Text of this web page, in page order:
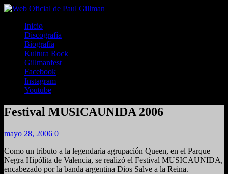
Inicio
Discografía
Biografía
Kultura Rock
Gillmanfest
Facebook
Instagram
Youtube
Festival MUSICAUNIDA 2006
mayo 28, 2006 0
Como un tributo a la legendaria agrupación Queen, en el Parque
Negra Hipólita de Valencia, se realizó el Festival MUSICAUNIDA,
encabezado por la banda argentina Dios Salve a la Reina.